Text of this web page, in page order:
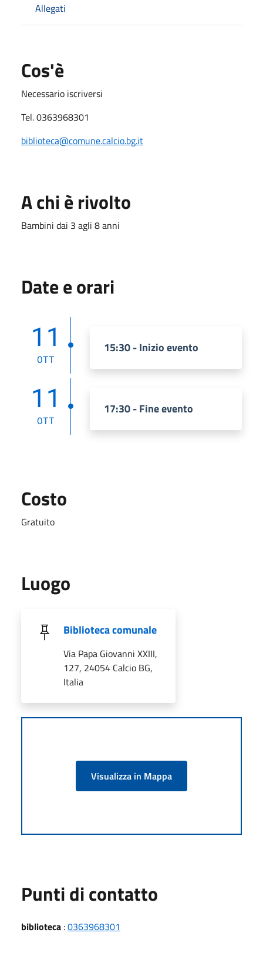
Allegati
Cos'è
Necessario iscriversi
Tel. 0363968301
biblioteca@comune.calcio.bg.it
A chi è rivolto
Bambini dai 3 agli 8 anni
Date e orari
11
OTT
15:30 - Inizio evento
11
OTT
17:30 - Fine evento
Costo
Gratuito
Luogo
Biblioteca comunale
Via Papa Giovanni XXIII,
127, 24054 Calcio BG,
Italia
Visualizza in Mappa
Punti di contatto
biblioteca :0363968301